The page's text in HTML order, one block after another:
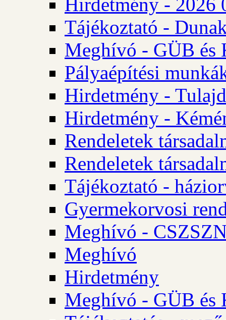
Hirdetmény - 2026
Tájékoztató -
Meghívó - GÜB és
Pályaépítési
Hirdetmény -
Hirdetmény -
Rendeletek
Rendeletek
Tájékoztató -
Gyermekorvosi
Meghívó -
Meghívó
Hirdetmény
Meghívó - GÜB és